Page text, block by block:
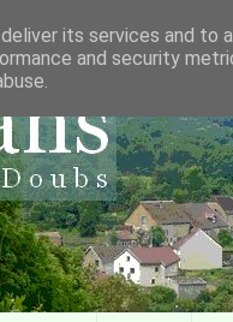
its services and to
and security